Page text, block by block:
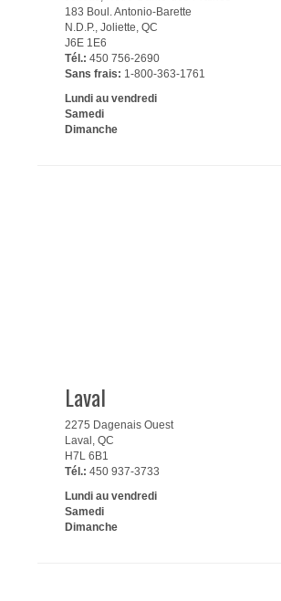
183 Boul. Antonio-Barette
N.D.P., Joliette, QC
J6E 1E6
Tél.: 450 756-2690
Sans frais: 1-800-363-1761
Lundi au vendredi
Samedi
Dimanche
Laval
2275 Dagenais Ouest
Laval, QC
H7L 6B1
Tél.: 450 937-3733
Lundi au vendredi
Samedi
Dimanche